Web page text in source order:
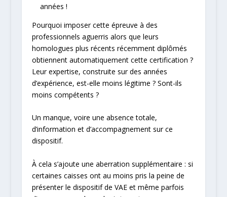
années !
Pourquoi imposer cette épreuve à des
professionnels aguerris alors que leurs
homologues plus récents récemment diplômés
obtiennent automatiquement cette certification ?
Leur expertise, construite sur des années
d’expérience, est-elle moins légitime ? Sont-ils
moins compétents ?
Un manque, voire une absence totale,
d’information et d’accompagnement sur ce
dispositif.
À cela s’ajoute une aberration supplémentaire : si
certaines caisses ont au moins pris la peine de
présenter le dispositif de VAE et même parfois